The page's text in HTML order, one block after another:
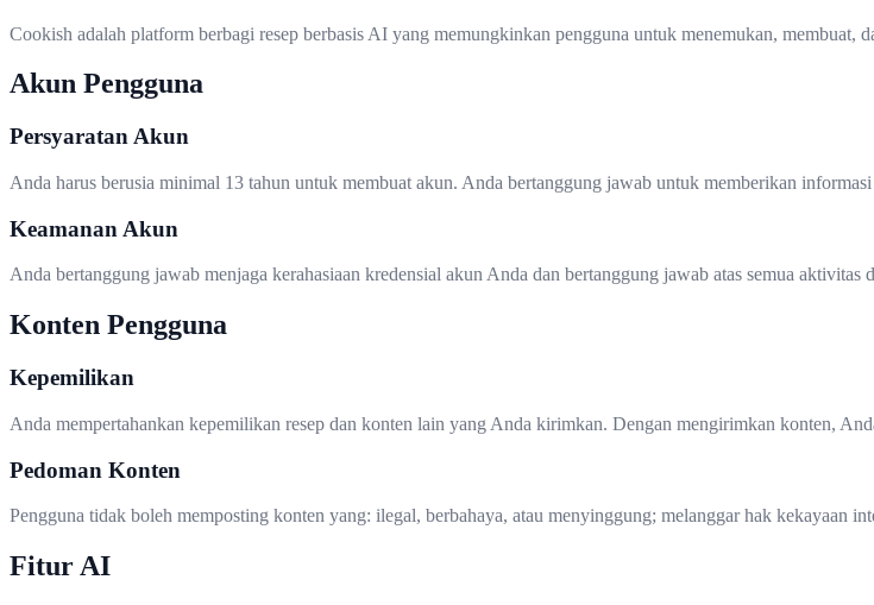
Cookish adalah platform berbagi resep berbasis AI yang memungkinkan pengguna untuk menemukan, membuat,
Akun Pengguna
Persyaratan Akun
Anda harus berusia minimal 13 tahun untuk membuat akun. Anda bertanggung jawab untuk memberikan
Keamanan Akun
Anda bertanggung jawab menjaga kerahasiaan kredensial akun Anda dan bertanggung jawab atas semua aktivitas
Konten Pengguna
Kepemilikan
Anda mempertahankan kepemilikan resep dan konten lain yang Anda kirimkan. Dengan mengirimkan konten,
Pedoman Konten
Pengguna tidak boleh memposting konten yang: ilegal, berbahaya, atau menyinggung; melanggar hak kekayaan
Fitur AI